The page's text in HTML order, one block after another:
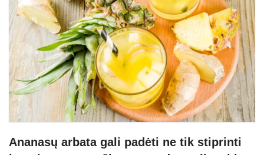
Ananasų arbata gali padėti ne tik stiprinti